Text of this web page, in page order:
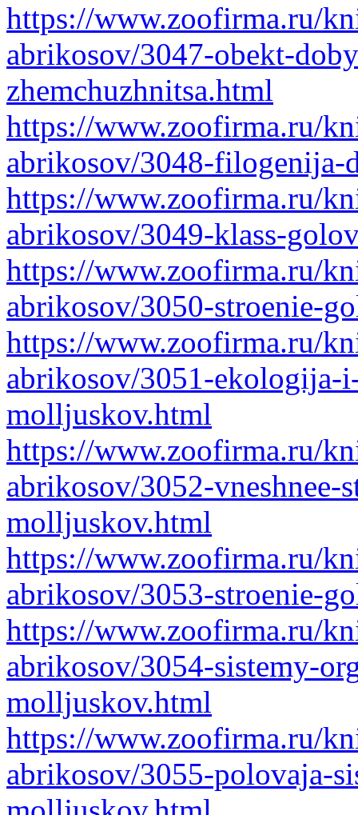
https://www.zoofirma.ru/
abrikosov/3047-obekt-
zhemchuzhnitsa.html
https://www.zoofirma.ru/
abrikosov/3048-
https://www.zoofirma.ru/
abrikosov/3049-klass-
https://www.zoofirma.ru/
abrikosov/3050-stroenie-
https://www.zoofirma.ru/
abrikosov/3051-ekologija-
molljuskov.html
https://www.zoofirma.ru/
abrikosov/3052-
molljuskov.html
https://www.zoofirma.ru/
abrikosov/3053-stroenie-
https://www.zoofirma.ru/
abrikosov/3054-sistemy-
molljuskov.html
https://www.zoofirma.ru/
abrikosov/3055-polovaja-